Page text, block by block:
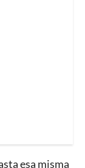
esa misma